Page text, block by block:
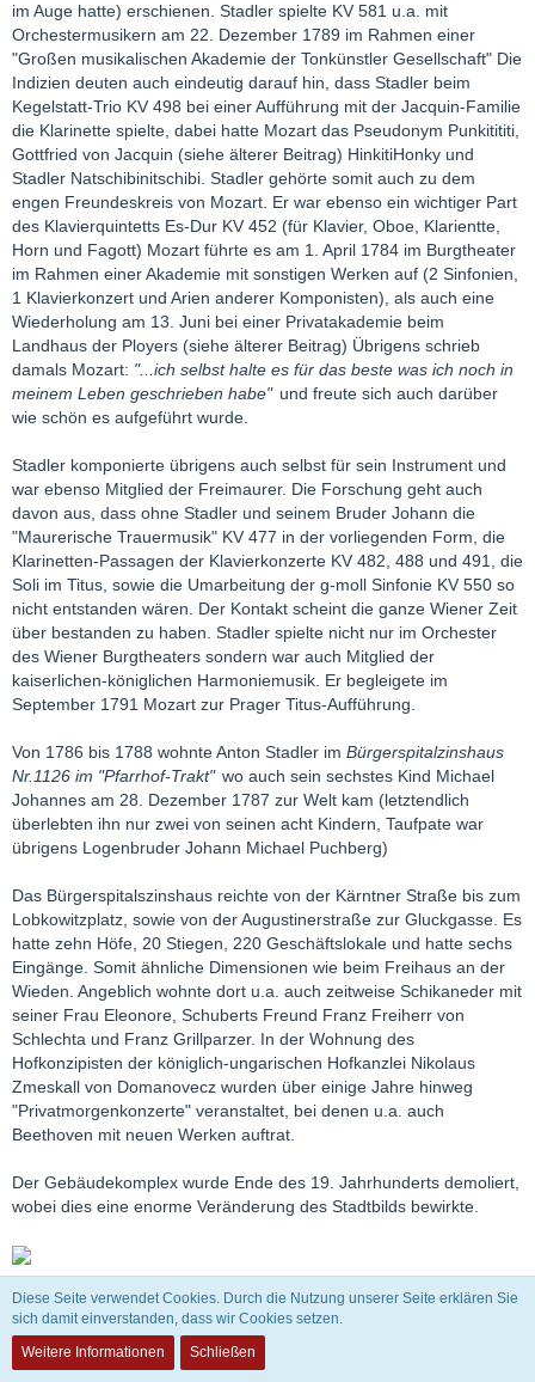
im Auge hatte) erschienen. Stadler spielte KV 581 u.a. mit
Orchestermusikern am 22. Dezember 1789 im Rahmen einer
"Großen musikalischen Akademie der Tonkünstler Gesellschaft" Die
Indizien deuten auch eindeutig darauf hin, dass Stadler beim
Kegelstatt-Trio KV 498 bei einer Aufführung mit der Jacquin-Familie
die Klarinette spielte, dabei hatte Mozart das Pseudonym Punkitititi,
Gottfried von Jacquin (siehe älterer Beitrag) HinkitiHonky und
Stadler Natschibinitschibi. Stadler gehörte somit auch zu dem
engen Freundeskreis von Mozart. Er war ebenso ein wichtiger Part
des Klavierquintetts Es-Dur KV 452 (für Klavier, Oboe, Klarientte,
Horn und Fagott) Mozart führte es am 1. April 1784 im Burgtheater
im Rahmen einer Akademie mit sonstigen Werken auf (2 Sinfonien,
1 Klavierkonzert und Arien anderer Komponisten), als auch eine
Wiederholung am 13. Juni bei einer Privatakademie beim
Landhaus der Ployers (siehe älterer Beitrag) Übrigens schrieb
damals Mozart: "...ich selbst halte es für das beste was ich noch in
meinem Leben geschrieben habe" und freute sich auch darüber
wie schön es aufgeführt wurde.
Stadler komponierte übrigens auch selbst für sein Instrument und
war ebenso Mitglied der Freimaurer. Die Forschung geht auch
davon aus, dass ohne Stadler und seinem Bruder Johann die
"Maurerische Trauermusik" KV 477 in der vorliegenden Form, die
Klarinetten-Passagen der Klavierkonzerte KV 482, 488 und 491, die
Soli im Titus, sowie die Umarbeitung der g-moll Sinfonie KV 550 so
nicht entstanden wären. Der Kontakt scheint die ganze Wiener Zeit
über bestanden zu haben. Stadler spielte nicht nur im Orchester
des Wiener Burgtheaters sondern war auch Mitglied der
kaiserlichen-königlichen Harmoniemusik. Er begleigete im
September 1791 Mozart zur Prager Titus-Aufführung.
Von 1786 bis 1788 wohnte Anton Stadler im Bürgerspitalzinshaus
Nr.1126 im "Pfarrhof-Trakt" wo auch sein sechstes Kind Michael
Johannes am 28. Dezember 1787 zur Welt kam (letztendlich
überlebten ihn nur zwei von seinen acht Kindern, Taufpate war
übrigens Logenbruder Johann Michael Puchberg)
Das Bürgerspitalszinshaus reichte von der Kärntner Straße bis zum
Lobkowitzplatz, sowie von der Augustinerstraße zur Gluckgasse. Es
hatte zehn Höfe, 20 Stiegen, 220 Geschäftslokale und hatte sechs
Eingänge. Somit ähnliche Dimensionen wie beim Freihaus an der
Wieden. Angeblich wohnte dort u.a. auch zeitweise Schikaneder mit
seiner Frau Eleonore, Schuberts Freund Franz Freiherr von
Schlechta und Franz Grillparzer. In der Wohnung des
Hofkonzipisten der königlich-ungarischen Hofkanzlei Nikolaus
Zmeskall von Domanovecz wurden über einige Jahre hinweg
"Privatmorgenkonzerte" veranstaltet, bei denen u.a. auch
Beethoven mit neuen Werken auftrat.
Der Gebäudekomplex wurde Ende des 19. Jahrhunderts demoliert,
wobei dies eine enorme Veränderung des Stadtbilds bewirkte.
Abrissarbeiten um 1880:
Diese Seite verwendet Cookies. Durch die Nutzung unserer Seite erklären Sie
sich damit einverstanden, dass wir Cookies setzen.
Weitere Informationen
Schließen